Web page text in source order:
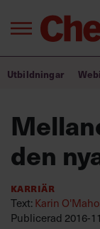
Bra
Utbildningar
den
Karriär
Text:Karin
Publicerad 2016-